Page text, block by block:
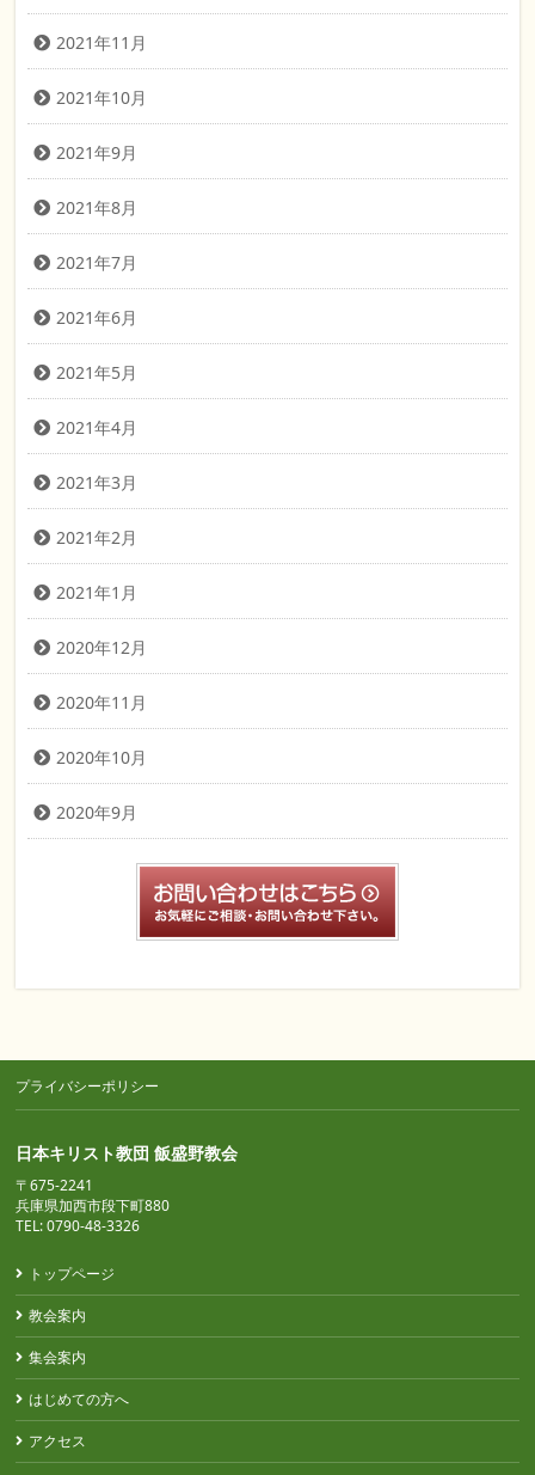
2021年11月
2021年10月
2021年9月
2021年8月
2021年7月
2021年6月
2021年5月
2021年4月
2021年3月
2021年2月
2021年1月
2020年12月
2020年11月
2020年10月
2020年9月
プライバシーポリシー
日本キリスト教団 飯盛野教会
〒675-2241
兵庫県加西市段下町880
TEL: 0790-48-3326
トップページ
教会案内
集会案内
はじめての方へ
アクセス